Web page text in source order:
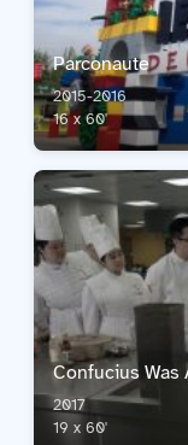
Parconaute
2015-2016
16 x 60'
Confucius Was
2017
19 x 60'